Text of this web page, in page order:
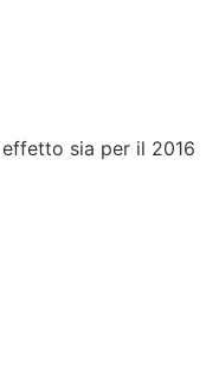
sia per il 2016